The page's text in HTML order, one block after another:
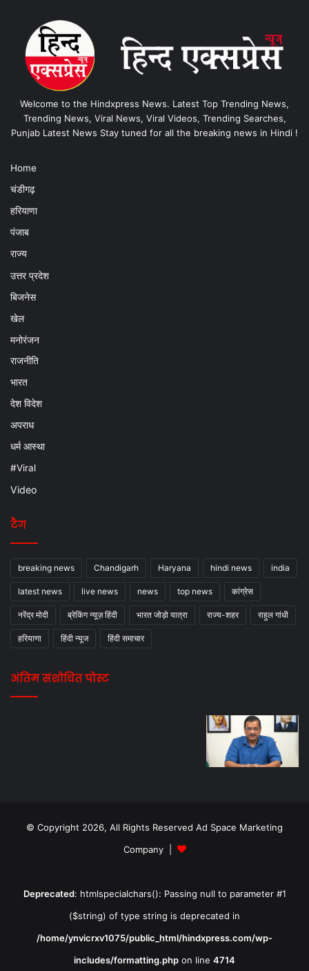
Welcome to the Hindxpress News. Latest Top Trending News,
Trending News, Viral News, Viral Videos, Trending Searches,
Punjab Latest News Stay tuned for all the breaking news in Hindi !
Home
चंडीगढ़
हरियाणा
पंजाब
राज्य
उत्तर प्रदेश
बिजनेस
खेल
मनोरंजन
राजनीति
भारत
देश विदेश
अपराध
धर्म आस्था
#Viral
Video
टैग
breaking news Chandigarh Haryana hindi news india
latest news live news news top news कांग्रेस
नरेंद्र मोदी ब्रेकिंग न्यूज़ हिंदी भारत जोड़ो यात्रा राज्य-शहर राहुल गांधी
हरियाणा हिंदी न्यूज हिंदी समाचार
अंतिम संशोधित पोस्ट
© Copyright 2026, All Rights Reserved Ad Space Marketing
Company |
Deprecated: htmlspecialchars(): Passing null to parameter #1
($string) of type string is deprecated in
/home/ynvicrxv1075/public_html/hindxpress.com/wp-
includes/formatting.php on line 4714